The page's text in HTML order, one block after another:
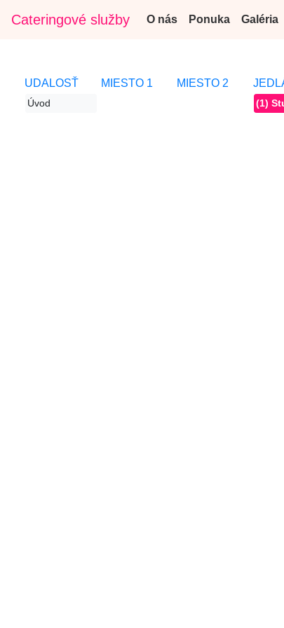
Cateringové služby O nás Ponuka Galéria
UDALOSŤ
Úvod
MIESTO 1 MIESTO 2
(1)